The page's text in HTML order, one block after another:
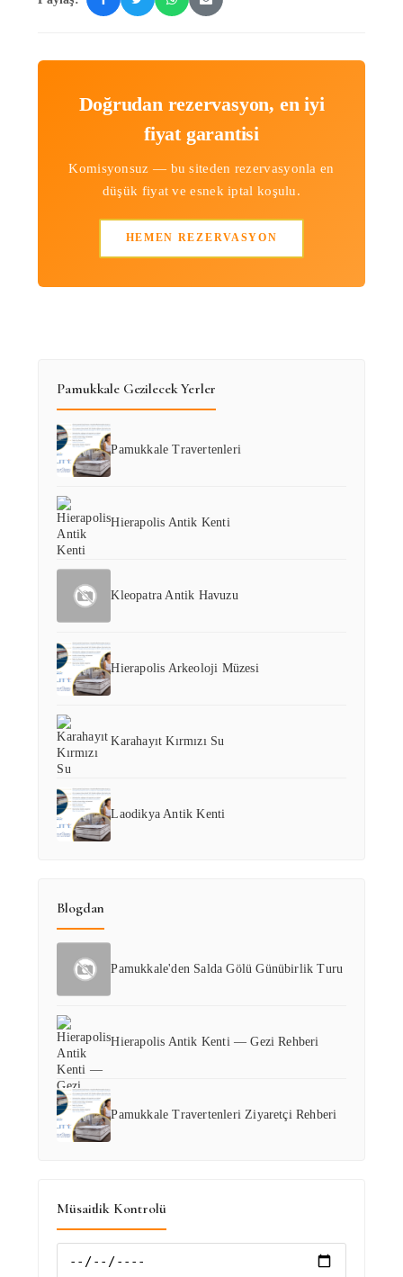
Doğrudan rezervasyon, en iyi
fiyat garantisi
Komisyonsuz — bu siteden rezervasyonla en
düşük fiyat ve esnek iptal koşulu.
HEMEN REZERVASYON
Pamukkale Gezilecek Yerler
Pamukkale Travertenleri
Hierapolis Antik Kenti
Kleopatra Antik Havuzu
Hierapolis Arkeoloji Müzesi
Karahayıt Kırmızı Su
Laodikya Antik Kenti
Blogdan
Pamukkale'den Salda Gölü Günübirlik Turu
Hierapolis Antik Kenti — Gezi Rehberi
Pamukkale Travertenleri Ziyaretçi Rehberi
Müsaitlik Kontrolü